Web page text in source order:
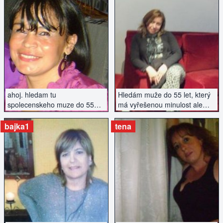
ahoj. hledam tu
spolecenskeho muze do 55
let.
ZOBRAZIT INZERÁT
Hledám muže do 55 let, který
má vyřešenou minulost ale
chce začít znovu se vším
všudy...
ZOBRAZIT INZERÁT
bajka1
ZOBRAZIT INZERÁT
tena
ZOBRAZIT INZERÁT